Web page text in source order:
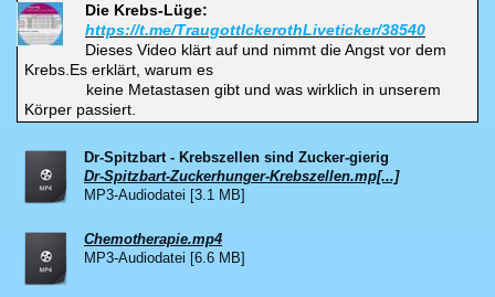
Die Krebs-Lüge:
https://t.me/TraugottIckerothLiveticker/38540
Dieses Video klärt auf und nimmt die Angst vor dem
Krebs.Es erklärt, warum es
keine Metastasen gibt und was wirklich in unserem
Körper passiert.
Dr-Spitzbart - Krebszellen sind Zucker-gierig
Dr-Spitzbart-Zuckerhunger-Krebszellen.mp[...]
MP3-Audiodatei [3.1 MB]
Chemotherapie.mp4
MP3-Audiodatei [6.6 MB]